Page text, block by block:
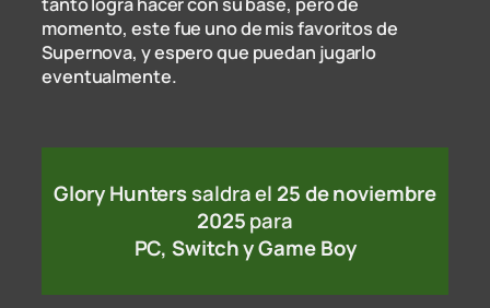
momento, este fue uno de mis favoritos de
Supernova, y espero que puedan jugarlo
eventualmente.
Glory Hunterssaldra el 25 de noviembre
2025para
PC, Switch y Game Boy